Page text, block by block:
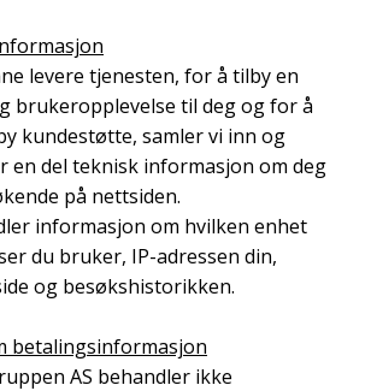
levere tjenesten, for å tilby en
brukeropplevelse til deg og for å
kundestøtte, samler vi inn og
en del teknisk informasjon om deg
på nettsiden.
informasjon om hvilken enhet
du bruker, IP-adressen din,
og besøkshistorikken.
betalingsinformasjon
AS behandler ikke